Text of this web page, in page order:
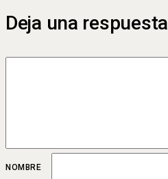
Deja una respuesta
NOMBRE